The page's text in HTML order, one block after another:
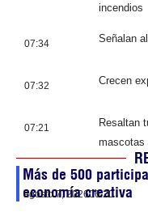
incendios
07:34 Señalan
07:32 Crecen
07:21
Resaltan
mascotas
Más de 500
economía creativa
agosto 7, 202606:20